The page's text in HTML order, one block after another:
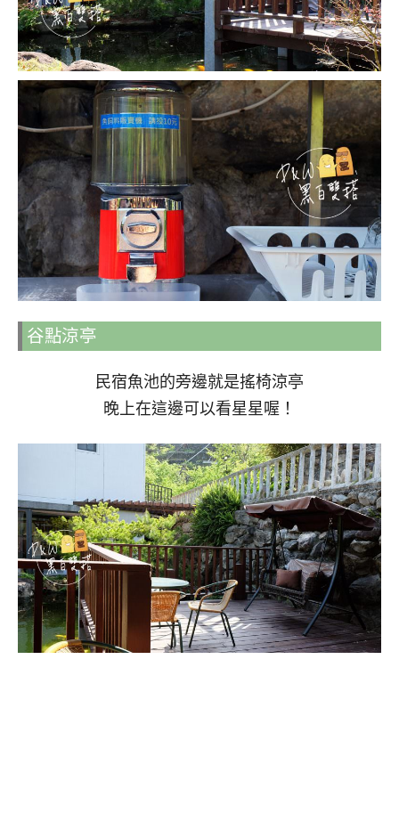
谷點涼亭
民宿魚池的旁邊就是搖椅涼亭
晚上在這邊可以看星星喔！